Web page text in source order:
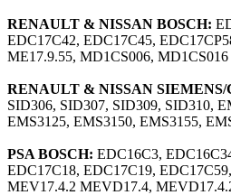
RENAULT & NISSAN BOSCH:
EDC17C42, EDC17C45,
ME17.9.55, MD1CS006, MD1CS016
RENAULT & NISSAN
SID306, SID307, SID309, SID310,
EMS3125, EMS3150, EMS3155,
PSA BOSCH: EDC16C3,
EDC17C18, EDC17C19,
MEV17.4.2 MEVD17.4,